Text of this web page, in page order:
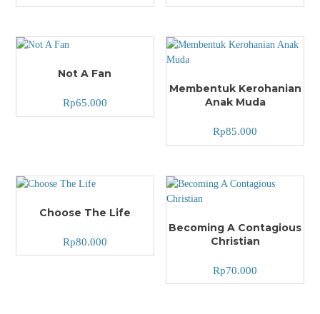
Not A Fan
Rp65.000
Membentuk Kerohanian
Anak Muda
Rp85.000
Choose The Life
Rp80.000
Becoming A Contagious
Christian
Rp70.000